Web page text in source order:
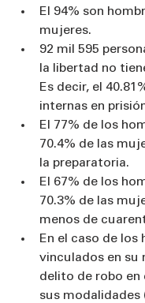
El 94% son
mujeres.
92 mil 595
la libertad no
Es decir, el
internas en
El 77% de los
70.4% de las
la preparatoria.
El 67% de los
70.3% de las
menos de
En el caso de los
vinculados en su
delito de robo en
sus modalidades